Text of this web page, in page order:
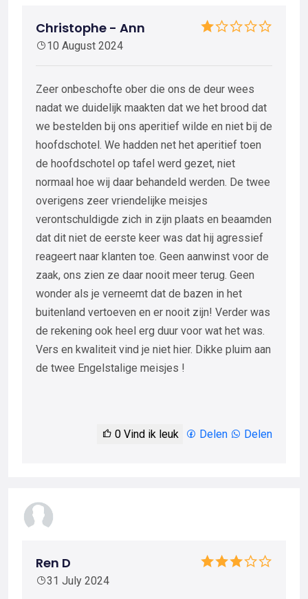
Christophe - Ann
10 August 2024
Zeer onbeschofte ober die ons de deur wees
nadat we duidelijk maakten dat we het brood dat
we bestelden bij ons aperitief wilde en niet bij de
hoofdschotel. We hadden net het aperitief toen
de hoofdschotel op tafel werd gezet, niet
normaal hoe wij daar behandeld werden. De twee
overigens zeer vriendelijke meisjes
verontschuldigde zich in zijn plaats en beaamden
dat dit niet de eerste keer was dat hij agressief
reageert naar klanten toe. Geen aanwinst voor de
zaak, ons zien ze daar nooit meer terug. Geen
wonder als je verneemt dat de bazen in het
buitenland vertoeven en er nooit zijn! Verder was
de rekening ook heel erg duur voor wat het was.
Vers en kwaliteit vind je niet hier. Dikke pluim aan
de twee Engelstalige meisjes !
0 Vind ik leuk Delen Delen
Ren D
31 July 2024